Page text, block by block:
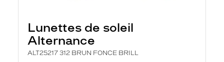
Lunettes de soleil
Alternance
ALT25217 312 BRUN FONCE BRILL